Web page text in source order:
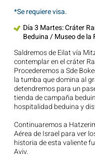
*Se requiere visa.
Día 3 Martes: Cráter
Beduina / Museo de la
Saldremos de Eilat vía
contemplar en el cráter
Procederemos a Sde
la tumba que domina al
detendremos para un
tienda de campaña
hospitalidad beduina y
Continuaremos a
Aérea de Israel para ver
historia de esta valiente
Aviv.